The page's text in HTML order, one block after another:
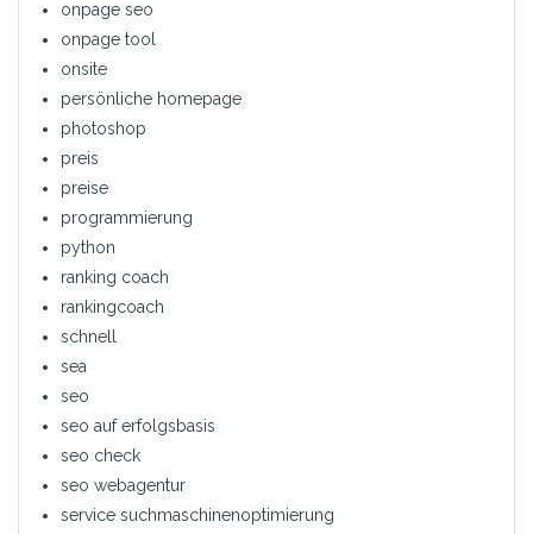
onpage seo
onpage tool
onsite
persönliche homepage
photoshop
preis
preise
programmierung
python
ranking coach
rankingcoach
schnell
sea
seo
seo auf erfolgsbasis
seo check
seo webagentur
service suchmaschinenoptimierung